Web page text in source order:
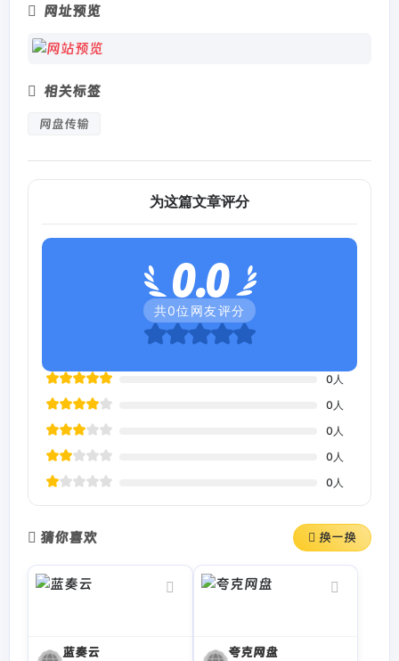
网址预览
相关标签
网盘传输
为这篇文章评分
0.0
共0位网友评分
0 人
0 人
0 人
0 人
0 人
猜你喜欢 换一换
蓝奏云 夸克网盘